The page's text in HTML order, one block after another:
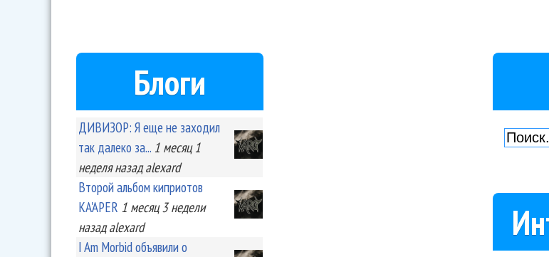
Блоги
ДИВИЗОР: Я еще не заходил
так далеко за... 1 месяц 1
неделяназад alexard
Второй альбом киприотов
KA'APER 1 месяц 3 недели
назад alexard
I Am Morbid объявили о